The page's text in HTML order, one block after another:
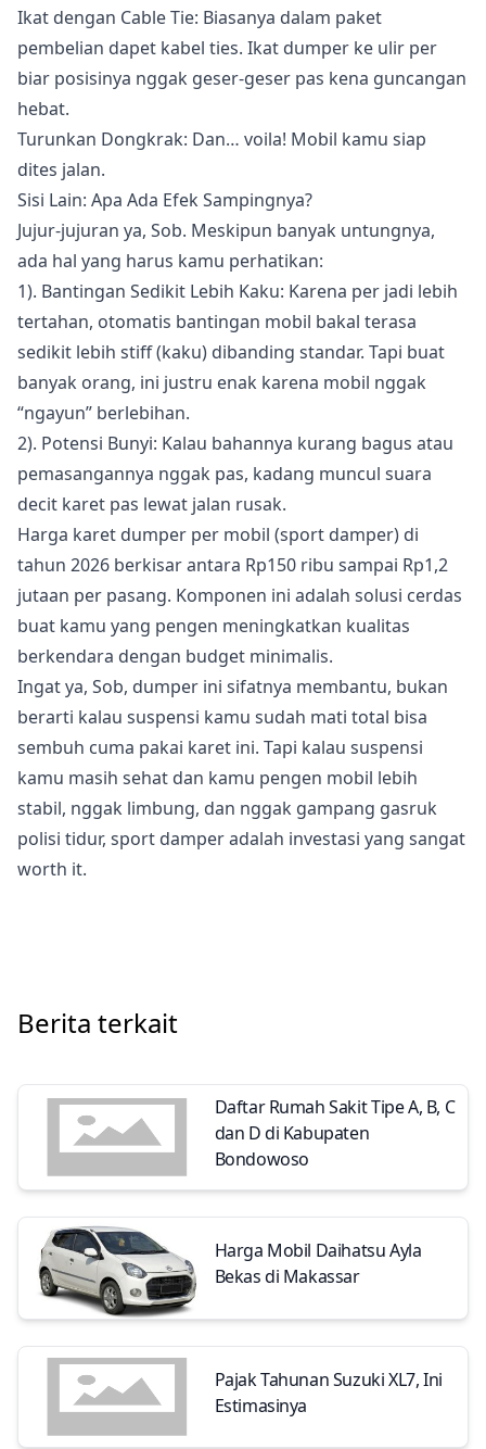
Ikat dengan Cable Tie: Biasanya dalam paket
pembelian dapet kabel ties. Ikat dumper ke ulir per
biar posisinya nggak geser-geser pas kena guncangan
hebat.
Turunkan Dongkrak: Dan… voila! Mobil kamu siap
dites jalan.
Sisi Lain: Apa Ada Efek Sampingnya?
Jujur-jujuran ya, Sob. Meskipun banyak untungnya,
ada hal yang harus kamu perhatikan:
1). Bantingan Sedikit Lebih Kaku: Karena per jadi lebih
tertahan, otomatis bantingan mobil bakal terasa
sedikit lebih stiff (kaku) dibanding standar. Tapi buat
banyak orang, ini justru enak karena mobil nggak
“ngayun” berlebihan.
2). Potensi Bunyi: Kalau bahannya kurang bagus atau
pemasangannya nggak pas, kadang muncul suara
decit karet pas lewat jalan rusak.
Harga karet dumper per mobil (sport damper) di
tahun 2026 berkisar antara Rp150 ribu sampai Rp1,2
jutaan per pasang. Komponen ini adalah solusi cerdas
buat kamu yang pengen meningkatkan kualitas
berkendara dengan budget minimalis.
Ingat ya, Sob, dumper ini sifatnya membantu, bukan
berarti kalau suspensi kamu sudah mati total bisa
sembuh cuma pakai karet ini. Tapi kalau suspensi
kamu masih sehat dan kamu pengen mobil lebih
stabil, nggak limbung, dan nggak gampang gasruk
polisi tidur, sport damper adalah investasi yang sangat
worth it.
Berita terkait
Daftar Rumah Sakit Tipe A, B, C
dan D di Kabupaten
Bondowoso
Harga Mobil Daihatsu Ayla
Bekas di Makassar
Pajak Tahunan Suzuki XL7, Ini
Estimasinya